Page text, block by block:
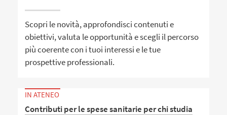
Scopri le novità, approfondisci contenuti e
obiettivi, valuta le opportunità e scegli il percorso
più coerente con i tuoi interessi e le tue
prospettive professionali.
IN ATENEO
Contributi per le spese sanitarie per chi studia